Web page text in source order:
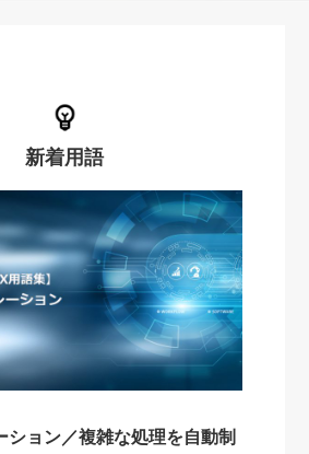
新着用語
ション／複雑な処理を自動制